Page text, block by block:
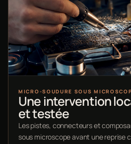
MICRO-SOUDURE SOUS
Une intervention
et testée
Les pistes, connecteurs et
sous microscope avant une reprise